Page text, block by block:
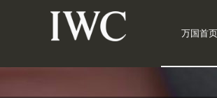
万国首页